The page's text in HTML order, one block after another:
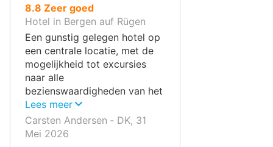
8.8 uit
10
,
Zeer goed
Hotel in Bergen auf Rügen
Een gunstig gelegen hotel op
een centrale locatie, met de
mogelijkheid tot excursies
naar alle
bezienswaardigheden van het
eiland.
Lees meer
Carsten Andersen ‐ DK, 31
Mei 2026